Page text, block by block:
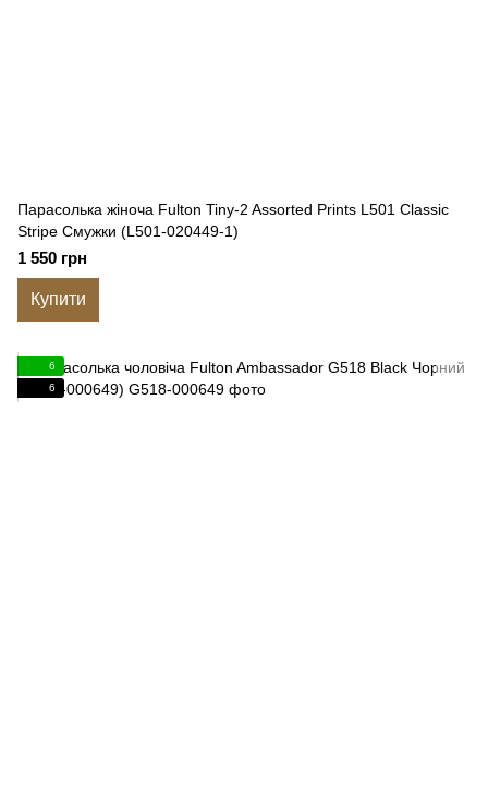
Парасолька жіноча Fulton Tiny-2 Assorted Prints L501 Classic
Stripe Смужки (L501-020449-1)
1 550 грн
Купити
6
6